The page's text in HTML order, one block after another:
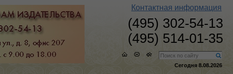
Контактная информация
(495) 302-54-13
(495) 514-01-35
Сегодня 8.08.2026